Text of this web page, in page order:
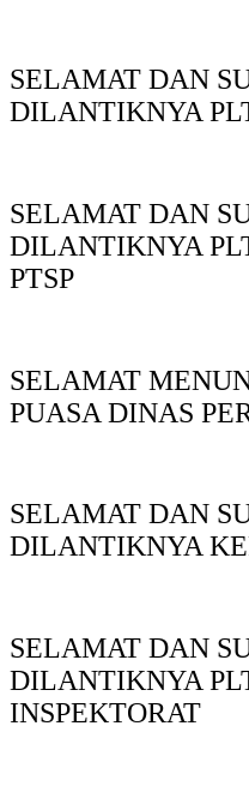
SELAMAT DAN
DILANTIKNYA
SELAMAT DAN
DILANTIKNYA
PTSP
SELAMAT
PUASA DINAS
SELAMAT DAN
DILANTIKNYA
SELAMAT DAN
DILANTIKNYA
INSPEKTORAT